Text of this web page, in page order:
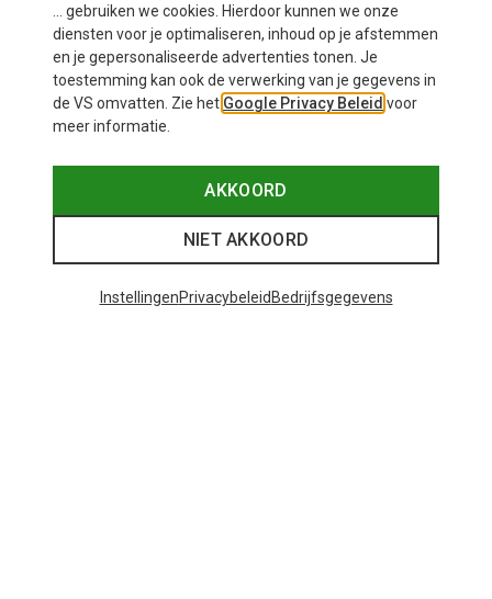
Heren Fundamentals Turtle Neck Longsleeve
... gebruiken we cookies. Hierdoor kunnen we onze
diensten voor je optimaliseren, inhoud op je afstemmen
en je gepersonaliseerde advertenties tonen. Je
toestemming kan ook de verwerking van je gegevens in
de VS omvatten. Zie het Google Privacy Beleid voor
meer informatie.
AKKOORD
NIET AKKOORD
InstellingenPrivacybeleid Bedrijfsgegevens